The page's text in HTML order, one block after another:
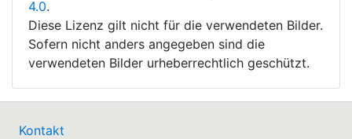
4.0.
Diese Lizenz gilt nicht für die verwendeten Bilder.
Sofern nicht anders angegeben sind die
verwendeten Bilder urheberrechtlich geschützt.
Kontakt